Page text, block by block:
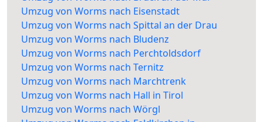
Umzug von Worms nach Eisenstadt
Umzug von Worms nach Spittal an der Drau
Umzug von Worms nach Bludenz
Umzug von Worms nach Perchtoldsdorf
Umzug von Worms nach Ternitz
Umzug von Worms nach Marchtrenk
Umzug von Worms nach Hall in Tirol
Umzug von Worms nach Wörgl